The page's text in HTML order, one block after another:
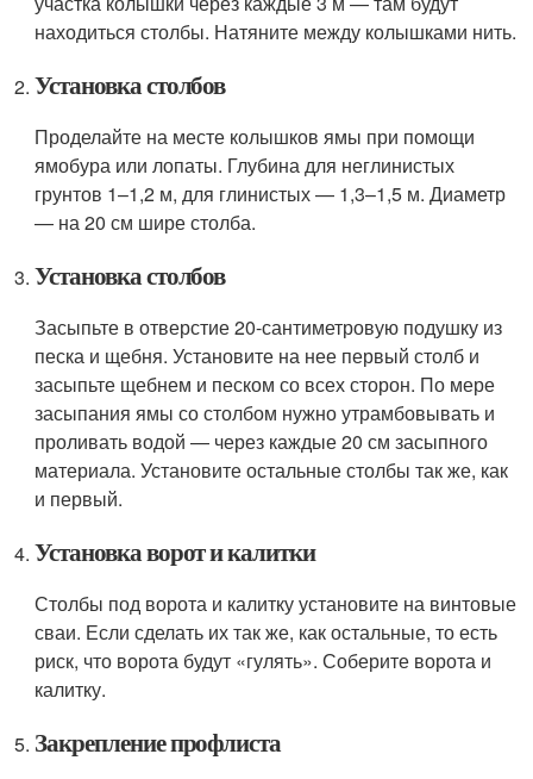
находиться столбы. Натяните между колышками нить.
Установка столбов
Проделайте на месте колышков ямы при помощи
ямобура или лопаты. Глубина для неглинистых
грунтов 1–1,2 м, для глинистых — 1,3–1,5 м. Диаметр
— на 20 см шире столба.
Установка столбов
Засыпьте в отверстие 20-сантиметровую подушку из
песка и щебня. Установите на нее первый столб и
засыпьте щебнем и песком со всех сторон. По мере
засыпания ямы со столбом нужно утрамбовывать и
проливать водой — через каждые 20 см засыпного
материала. Установите остальные столбы так же, как
и первый.
Установка ворот и калитки
Столбы под ворота и калитку установите на винтовые
сваи. Если сделать их так же, как остальные, то есть
риск, что ворота будут «гулять». Соберите ворота и
калитку.
Закрепление профлиста